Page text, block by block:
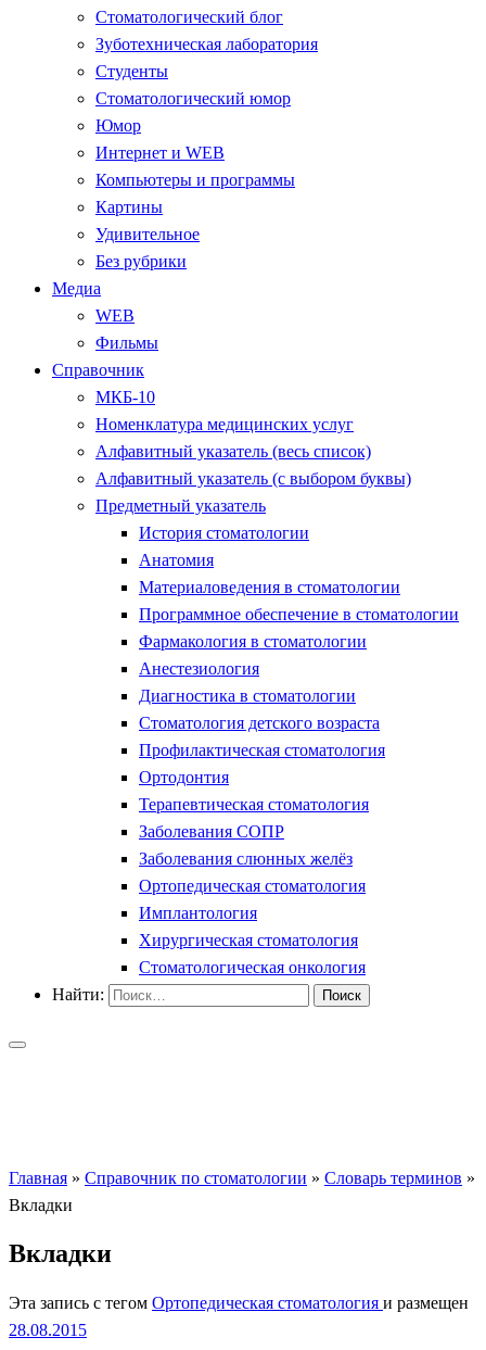
Стоматологический блог
Зуботехническая лаборатория
Студенты
Стоматологический юмор
Юмор
Интернет и WEB
Компьютеры и программы
Картины
Удивительное
Без рубрики
Медиа
WEB
Фильмы
Справочник
МКБ-10
Номенклатура медицинских услуг
Алфавитный указатель (весь список)
Алфавитный указатель (с выбором буквы)
Предметный указатель
История стоматологии
Анатомия
Материаловедения в стоматологии
Программное обеспечение в стоматологии
Фармакология в стоматологии
Анестезиология
Диагностика в стоматологии
Стоматология детского возраста
Профилактическая стоматология
Ортодонтия
Терапевтическая стоматология
Заболевания СОПР
Заболевания слюнных желёз
Ортопедическая стоматология
Имплантология
Хирургическая стоматология
Стоматологическая онкология
Найти:
Главная » Справочник по стоматологии » Словарь терминов »
Вкладки
Вкладки
Эта запись с тегом Ортопедическая стоматология и размещен
28.08.2015